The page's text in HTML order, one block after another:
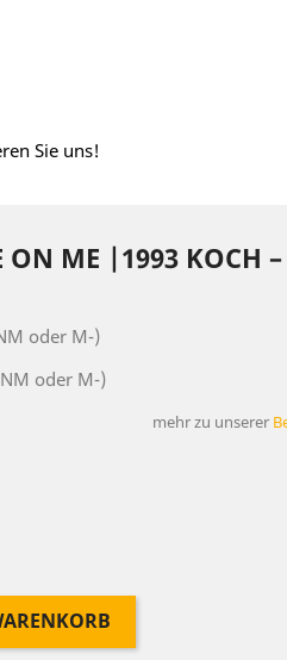
Sie uns!
ON ME |1993 KOCH
oder M-)
oder M-)
mehr zu unserer